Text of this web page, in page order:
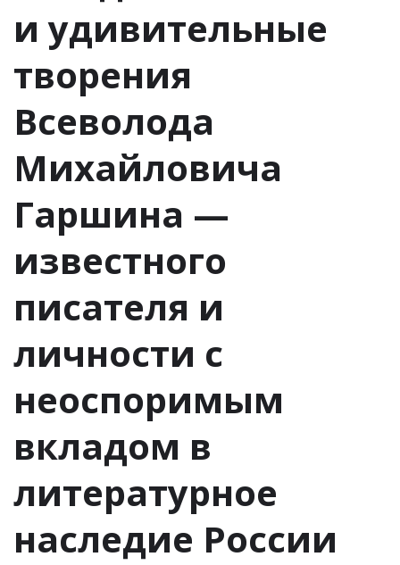
и удивительные
творения
Всеволода
Михайловича
Гаршина —
известного
писателя и
личности с
неоспоримым
вкладом в
литературное
наследие России